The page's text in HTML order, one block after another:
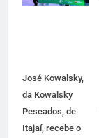
José Kowalsky,
da Kowalsky
Pescados, de
Itajaí, recebe o